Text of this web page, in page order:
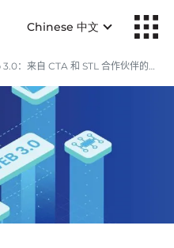
Chinese 中文
：来自 CTA 和 STL 合作伙伴的见解